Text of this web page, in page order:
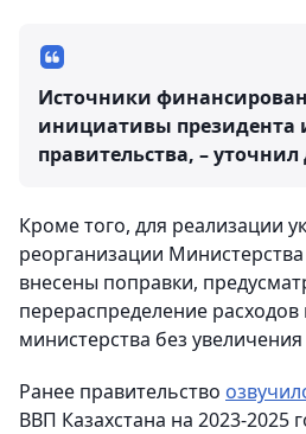
Источники
инициативы президента
правительства, – уточнил
Кроме того, для реализации
реорганизации
внесены поправки,
перераспределение
министерства без
Ранее правительство
ВВП Казахстана на 2023-2025